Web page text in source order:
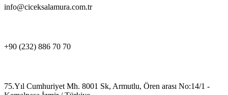
info@ciceksalamura.com.tr
+90 (232) 886 70 70
75.Yıl Cumhuriyet Mh. 8001 Sk, Armutlu, Ören arası No:14/1 -